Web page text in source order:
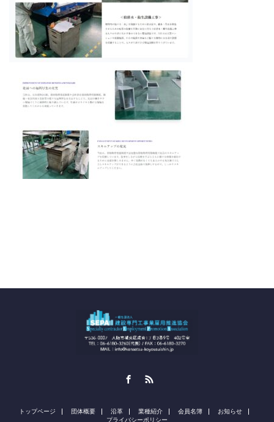
トップページ 団体概要 沿革 業種紹介 会員名簿
お知らせ
プライバシーポリシー